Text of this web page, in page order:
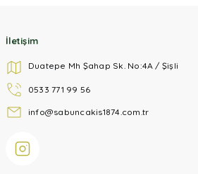
İletişim
Duatepe Mh Şahap Sk. No:4A / Şişli
0533 771 99 56
info@sabuncakis1874.com.tr